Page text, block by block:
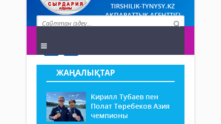
TIRSHILIK-TYNYSY.KZ
АҚПАРАТТЫҚ АГЕНТТІГІ
ЖАҢАЛЫҚТАР
Кирилл Тубаев пен
Полат Төребеков Азия
чемпионы